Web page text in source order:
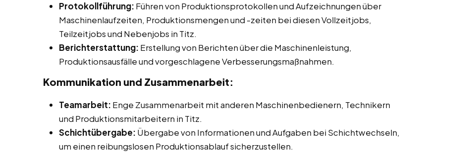
Protokollführung: Führen von Produktionsprotokollen und Aufzeichnungen über
Maschinenlaufzeiten, Produktionsmengen und -zeiten bei diesen Vollzeitjobs,
Teilzeitjobs und Nebenjobs in Titz.
Berichterstattung: Erstellung von Berichten über die Maschinenleistung,
Produktionsausfälle und vorgeschlagene Verbesserungsmaßnahmen.
Kommunikation und Zusammenarbeit:
Teamarbeit: Enge Zusammenarbeit mit anderen Maschinenbedienern, Technikern
und Produktionsmitarbeitern in Titz.
Schichtübergabe: Übergabe von Informationen und Aufgaben bei Schichtwechseln,
um einen reibungslosen Produktionsablauf sicherzustellen.